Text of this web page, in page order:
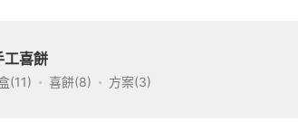
喜餅
(11) 喜餅(8) 方案(3)